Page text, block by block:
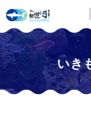
いき